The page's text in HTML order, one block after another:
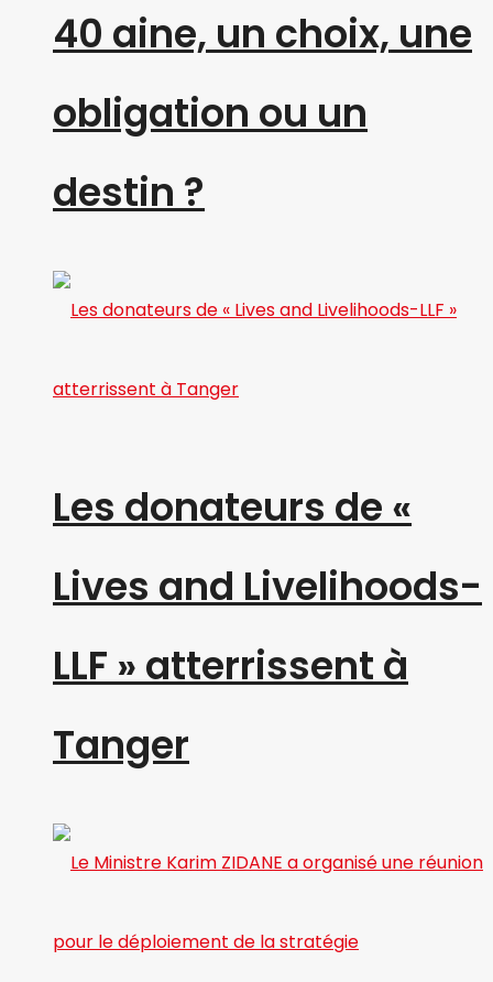
40 aine, un choix, une
obligation ou un
destin ?
Les donateurs de «
Lives and Livelihoods-
LLF » atterrissent à
Tanger